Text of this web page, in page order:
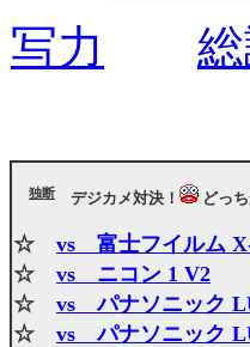
写力
独断 デジカメ対決！ どっ
☆ vs 富士フイルム
☆ vs ニコン 1 V2
☆ vs パナソニック
☆ vs パナソニック